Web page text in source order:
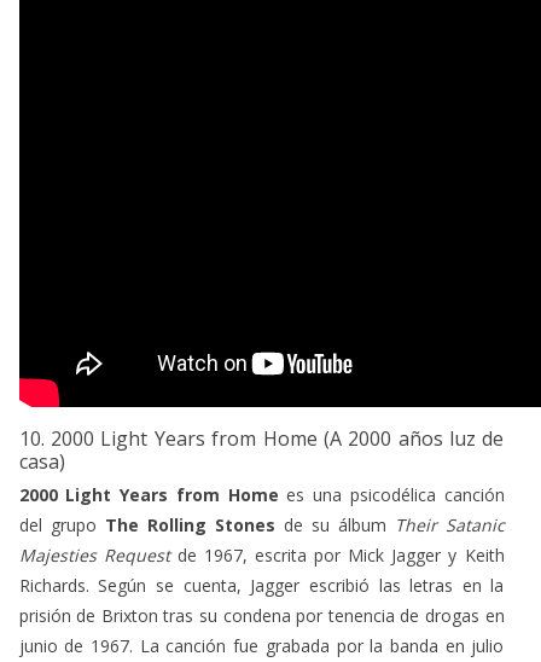
10. 2000 Light Years from Home (A 2000 años luz de
casa)
2000 Light Years from Home es una psicodélica canción
del grupo The Rolling Stones de su álbum Their Satanic
Majesties Request de 1967, escrita por Mick Jagger y Keith
Richards. Según se cuenta, Jagger escribió las letras en la
prisión de Brixton tras su condena por tenencia de drogas en
junio de 1967. La canción fue grabada por la banda en julio